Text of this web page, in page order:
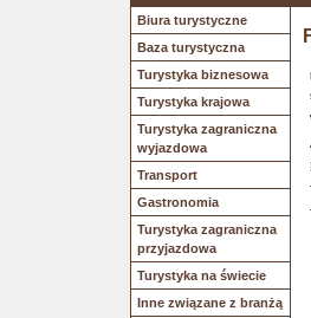
Biura turystyczne
Baza turystyczna
Turystyka biznesowa
Turystyka krajowa
Turystyka zagraniczna
wyjazdowa
Transport
Gastronomia
Turystyka zagraniczna
przyjazdowa
Turystyka na świecie
Inne związane z branżą